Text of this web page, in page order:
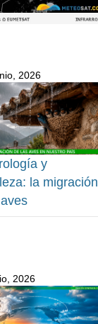
2026
y
la migración
2026